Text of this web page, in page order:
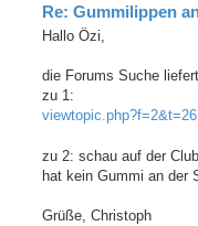
Re: Gummilippen
Hallo Özi,
die Forums Suche liefert
zu 1:
zu 2: schau auf der
hat kein Gummi an der
Grüße, Christoph